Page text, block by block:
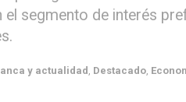
segmento de interés
y actualidad Destacado